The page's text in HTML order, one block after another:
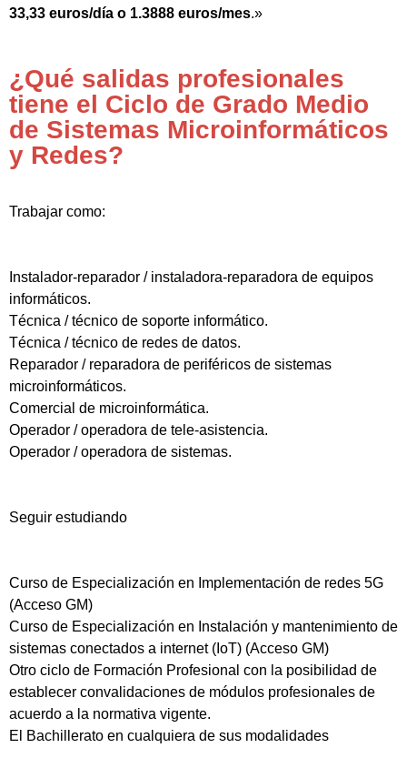
33,33 euros/día o 1.3888 euros/mes.»
¿Qué salidas profesionales
tiene el Ciclo de Grado Medio
de Sistemas Microinformáticos
y Redes?
Trabajar como:
Instalador-reparador / instaladora-reparadora de equipos
informáticos.
Técnica / técnico de soporte informático.
Técnica / técnico de redes de datos.
Reparador / reparadora de periféricos de sistemas
microinformáticos.
Comercial de microinformática.
Operador / operadora de tele-asistencia.
Operador / operadora de sistemas.
Seguir estudiando
Curso de Especialización en Implementación de redes 5G
(Acceso GM)
Curso de Especialización en Instalación y mantenimiento de
sistemas conectados a internet (IoT) (Acceso GM)
Otro ciclo de Formación Profesional con la posibilidad de
establecer convalidaciones de módulos profesionales de
acuerdo a la normativa vigente.
El Bachillerato en cualquiera de sus modalidades